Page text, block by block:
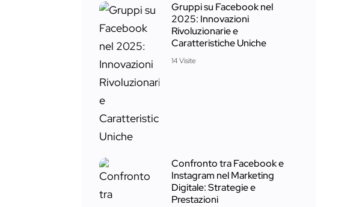
Gruppi su Facebook nel
2025: Innovazioni
Rivoluzionarie e
Caratteristiche Uniche
14 Visite
Confronto tra Facebook e
Instagram nel Marketing
Digitale: Strategie e
Prestazioni